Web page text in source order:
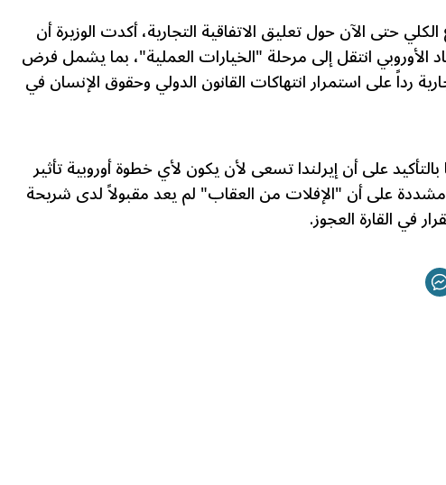
حتى الآن حول تعليق الاتفاقية التجارية، أكدت الوزيرة أن
الأوروبي انتقل إلى مرحلة "الخيارات العملية"، بما يشمل فرض
رداً على استمرار انتهاكات القانون الدولي وحقوق الإنسان في
على أن إيرلندا تسعى لأن يكون لأي خطوة أوروبية تأثير
على أن "الإفلات من العقاب" لم يعد مقبولاً لدى شريحة
في القارة العجوز.